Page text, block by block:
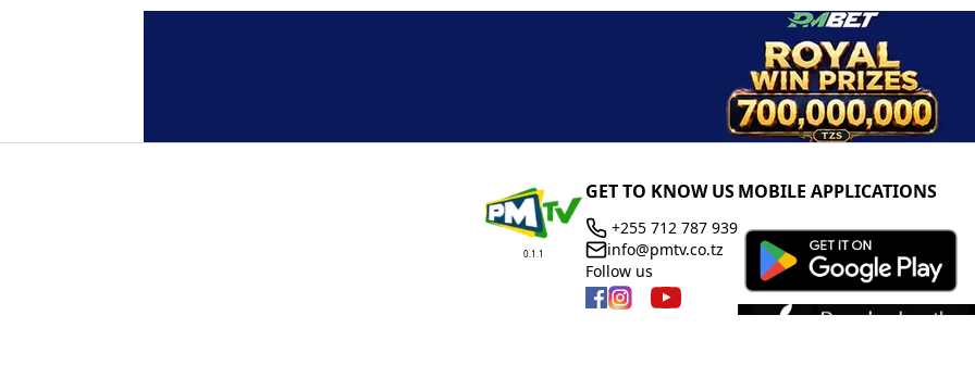
0.1.1
GET TO KNOW US
+255 712 787 939
info@pmtv.co.tz
Follow us
MOBILE APPLICATIONS